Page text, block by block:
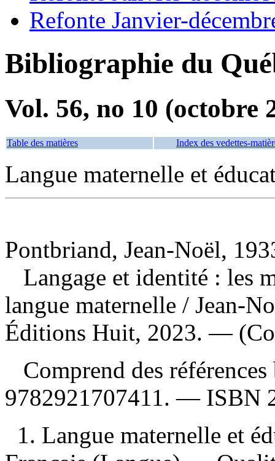
Refonte Janvier-
Bibliographie du
Vol. 56, no 10 (octobre
Table des matières Index des vedettes-
Langue maternelle et
Pontbriand, Jean-Noël,
Langage et identité : les
langue maternelle / Jean-
Éditions Huit, 2023. —
Comprend des
9782921707411. — ISBN
1. Langue maternelle et